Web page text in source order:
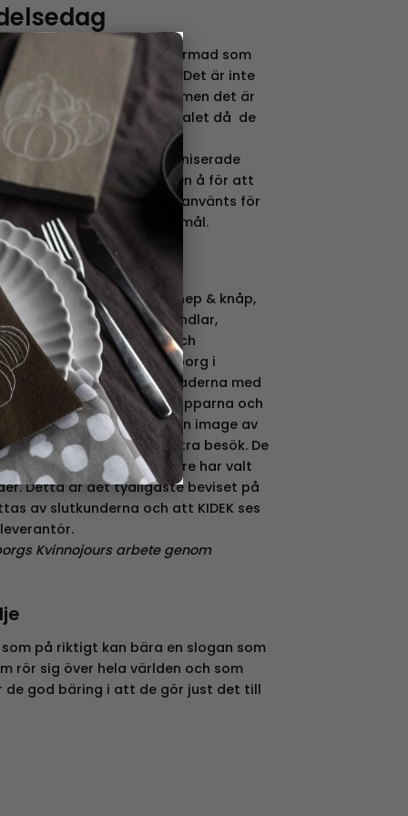
×
en dekoration i plast formad som
en stor favorit i badkaret. Det är inte
den första badankan men det är
någon gång på 1800-talet då de
leksaker i gummi .
badankan är stora organiserade
ner tusentals ankor i en å för att
i ett race. Detta har ofta använts för
behjärtansvärt ändamål.
vykort, leksaker, spel, knep & knåp,
bland annat av bokhandlar,
presentbutiker och
har sitt säte i Helsingborg i
svenska och danska marknaderna med
ett leende på läpparna och
till resultatet samt en image av
sortiment värt ett extra besök. De
så många återförsäljare har valt
Detta är det tydligaste beviset på
av slutkunderna och att KIDEK ses
Kvinnojours arbete genom
på riktigt kan bära en slogan som
rör sig över hela världen och som
de god bäring i att de gör just det till